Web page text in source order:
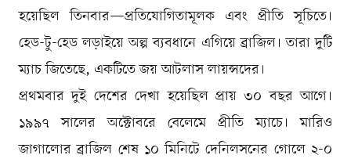
হয়েছিল তিনবার—প্রতিযোগিতামূলক এবং প্রীতি সূচিতে।
হেড-টু-হেড লড়াইয়ে অল্প ব্যবধানে এগিয়ে ব্রাজিল। তারা দুটি
ম্যাচ জিতেছে, একটিতে জয় আটলাস লায়ন্সদের।
প্রথমবার দুই দেশের দেখা হয়েছিল প্রায় ৩০ বছর আগে।
১৯৯৭ সালের অক্টোবরে বেলেমে প্রীতি ম্যাচে। মারিও
জাগালোর ব্রাজিল শেষ ১০ মিনিটে দেনিলসনের গোলে ২-০